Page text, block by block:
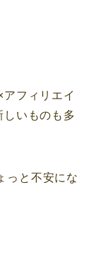
アフィリエイ
いものも多
っと不安にな